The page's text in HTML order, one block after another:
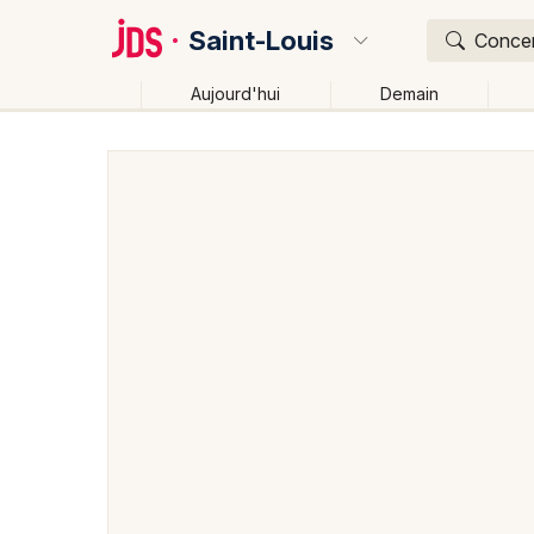
Saint-Louis
Aujourd'hui Demain